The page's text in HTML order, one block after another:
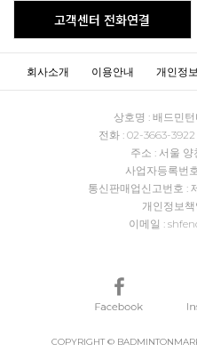
고객센터 전화연결
회사소개 이용안내 개인정
상호명 : 배드민
전화 : 02-3663-
주소 : 서울 양
사업자등록번
통신판매업신고번호 :
개인정보
이메일 :
COPYRIGHT ©